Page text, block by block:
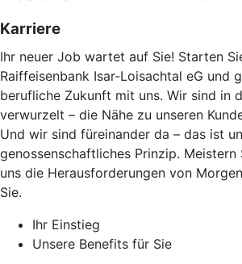
Karriere
Ihr neuer Job wartet auf Sie! Starten
Raiffeisenbank Isar-Loisachtal eG und
berufliche Zukunft mit uns. Wir sind in
verwurzelt – die Nähe zu unseren
Und wir sind füreinander da – das ist
genossenschaftliches Prinzip. Meistern
uns die Herausforderungen von
Sie.
Ihr Einstieg
Unsere Benefits für Sie